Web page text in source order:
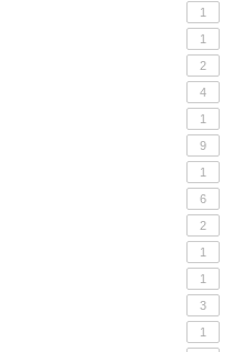
1
1
2
4
1
9
1
6
2
1
1
3
1